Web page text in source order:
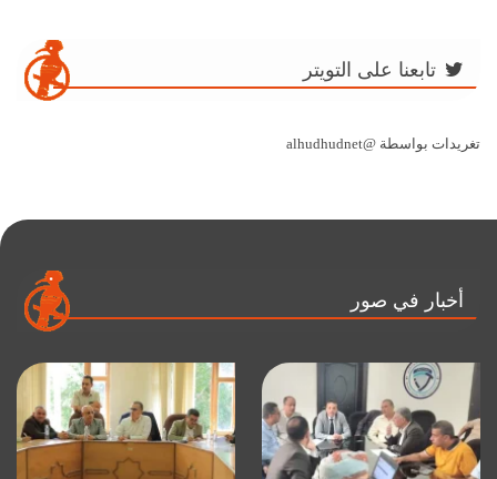
تابعنا على التويتر
تغريدات بواسطة @alhudhudnet
أخبار في صور